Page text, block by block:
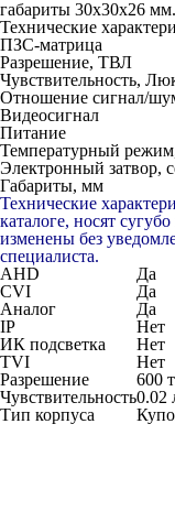
габариты 30x30x26 мм.
Технические
ПЗС-матрица
Разрешение, ТВЛ
Чувствительность,
Отношение сигнал/
Видеосигнал
Питание
Температурный
Электронный затвор,
Габариты, мм
Технические
каталоге, носят
изменены без
специалиста.
AHD
Да
CVI
Да
Аналог
Да
IP
Нет
ИК подсветка
Нет
TVI
Нет
Разрешение
600
Чувствительность0.02
Тип корпуса